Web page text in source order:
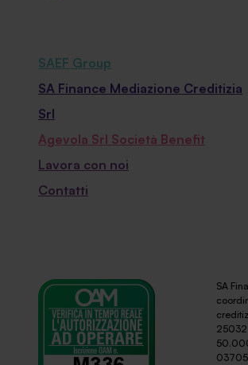
SAEF Group
SA Finance Mediazione Creditizia
Srl
Agevola Srl Società Benefit
Lavora con noi
Contatti
SA
25032